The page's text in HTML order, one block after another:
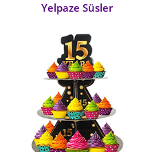
Yelpaze Süsler